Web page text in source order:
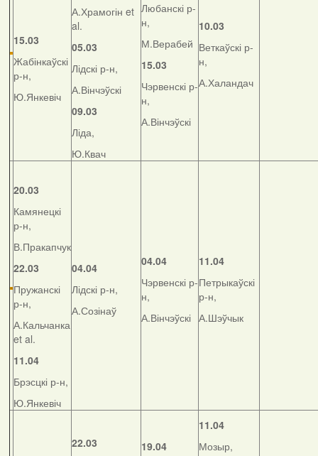
15.03
Жабінкаўскі
р-н,
Ю.Янкевіч
А.Храмогін et
al.
05.03
Лідскі р-н,
А.Вінчэўскі
09.03
Ліда,
Ю.Квач
Любанскі р-
н,
М.Верабей
15.03
Чэрвенскі р-
н,
А.Вінчэўскі
10.03
Веткаўскі р-
н,
А.Халандач
20.03
Камянецкі
р-н,
В.Пракапчук
22.03
Пружанскі
р-н,
А.Кальчанка
et al.
11.04
Брэсцкі р-н,
Ю.Янкевіч
04.04
Лідскі р-н,
А.Созінаў
04.04
Чэрвенскі р-
н,
А.Вінчэўскі
11.04
Петрыкаўскі
р-н,
А.Шэўчык
22.03
19.04
11.04
Мозыр,